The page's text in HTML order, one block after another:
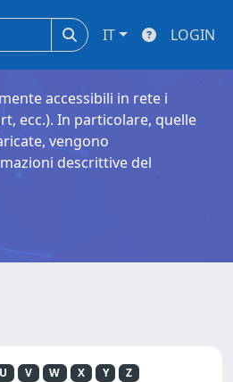
IT LOGIN
accessibili in rete i
ecc.). In particolare, quelle
vengono
descrittive del
U V W X Y Z